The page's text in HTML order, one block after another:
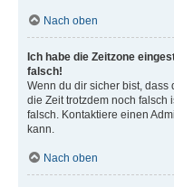
Nach oben
Ich habe die Zeitzone
falsch!
Wenn du dir sicher bist, dass
die Zeit trotzdem noch falsch
falsch. Kontaktiere einen
kann.
Nach oben